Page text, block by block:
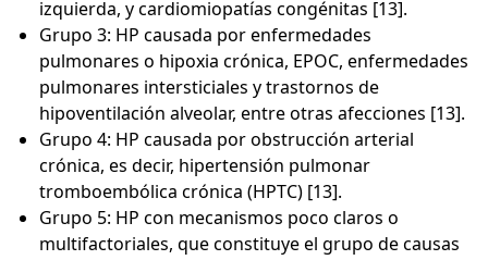
izquierda, y cardiomiopatías congénitas [13].
Grupo 3: HP causada por enfermedades
pulmonares o hipoxia crónica, EPOC, enfermedades
pulmonares intersticiales y trastornos de
hipoventilación alveolar, entre otras afecciones [13].
Grupo 4: HP causada por obstrucción arterial
crónica, es decir, hipertensión pulmonar
tromboembólica crónica (HPTC) [13].
Grupo 5: HP con mecanismos poco claros o
multifactoriales, que constituye el grupo de causas